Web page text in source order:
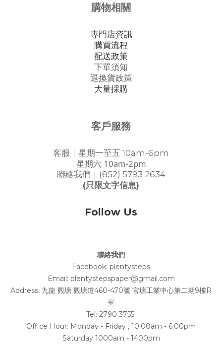
購物相關
專門店資訊
購買流程
配送政策
下單須知
退換貨政策
大量採購
客戶服務
客服｜星期一至五 10am-6pm
星期六 10am-2pm
聯絡我們｜(852) 5793 2634
(只限文字信息)
Follow Us
聯絡我們
Facebook: plentysteps
Email: plentystepspaper@gmail.com
Address: 九龍 觀塘 觀塘道460-470號 官塘工業中心第二期9樓R
室
Tel: 2790 3755
Office Hour: Monday - Friday , 10:00am - 6:00pm
Saturday 1000am - 1400pm